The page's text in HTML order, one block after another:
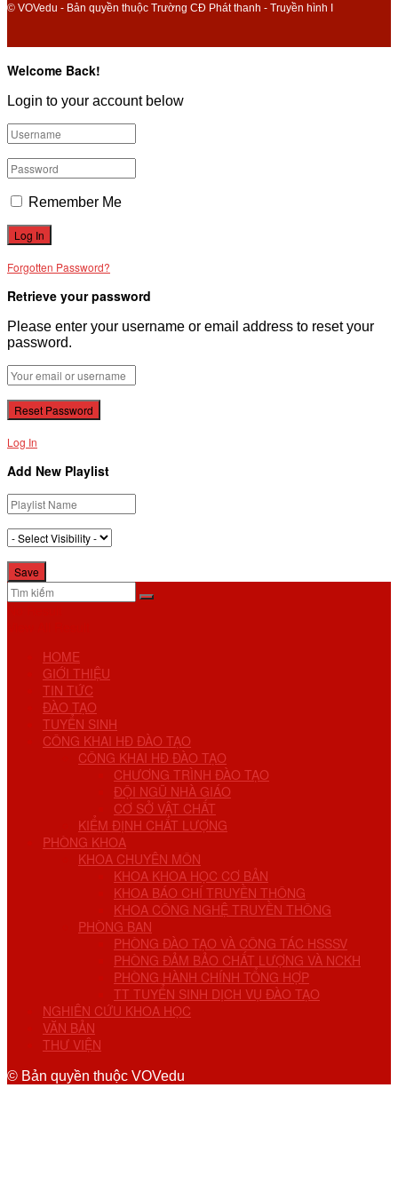
© VOVedu - Bản quyền thuộc Trường CĐ Phát thanh - Truyền hình I
Welcome Back!
Login to your account below
Remember Me
Forgotten Password?
Retrieve your password
Please enter your username or email address to reset your
password.
Log In
Add New Playlist
HOME
GIỚI THIỆU
TIN TỨC
ĐÀO TẠO
TUYỂN SINH
CÔNG KHAI HĐ ĐÀO TẠO
CÔNG KHAI HĐ ĐÀO TẠO
CHƯƠNG TRÌNH ĐÀO TẠO
ĐỘI NGŨ NHÀ GIÁO
CƠ SỞ VẬT CHẤT
KIỂM ĐỊNH CHẤT LƯỢNG
PHÒNG KHOA
KHOA CHUYÊN MÔN
KHOA KHOA HỌC CƠ BẢN
KHOA BÁO CHÍ TRUYỀN THÔNG
KHOA CÔNG NGHỆ TRUYỀN THÔNG
PHÒNG BAN
PHÒNG ĐÀO TẠO VÀ CÔNG TÁC HSSSV
PHÒNG ĐẢM BẢO CHẤT LƯỢNG VÀ NCKH
PHÒNG HÀNH CHÍNH TỔNG HỢP
TT TUYỂN SINH DỊCH VỤ ĐÀO TẠO
NGHIÊN CỨU KHOA HỌC
VĂN BẢN
THƯ VIỆN
© Bản quyền thuộc VOVedu